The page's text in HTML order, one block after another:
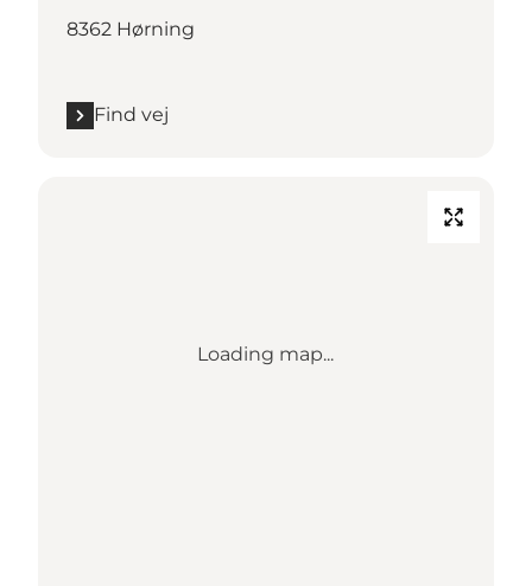
8362 Hørning
Find vej
Loading map...